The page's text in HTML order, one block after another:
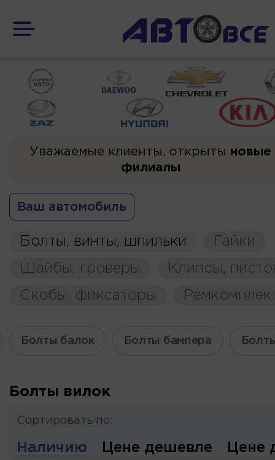
Уважаемые клиенты, открыты новые
филиалы
Ваш автомобиль
Болты, винты, шпильки
Гайки
Шайбы, гроверы
Клипсы,
Скобы, фиксаторы
Болты балок Болты бампера
Болты вилок
Сортировать по:
Наличию Цене дешевле Цене